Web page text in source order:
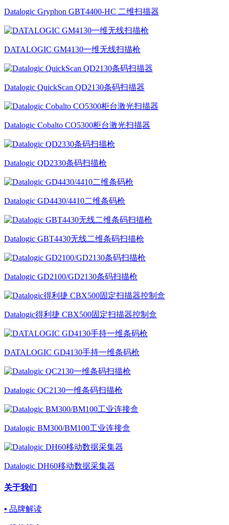
Datalogic Gryphon GBT4400-HC 二维扫描器
DATALOGIC GM4130一维无线扫描枪
Datalogic QuickScan QD2130条码扫描器
Datalogic Cobalto CO5300柜台激光扫描器
Datalogic QD2330条码扫描枪
Datalogic GD4430/4410二维条码枪
Datalogic GBT4430无线二维条码扫描枪
Datalogic GD2100/GD2130条码扫描枪
Datalogic得利捷 CBX500固定扫描器控制盒
DATALOGIC GD4130手持一维条码枪
Datalogic QC2130一维条码扫描枪
Datalogic BM300/BM100工业连接盒
Datalogic DH60移动数据采集器
关于我们
▪ 品牌解读